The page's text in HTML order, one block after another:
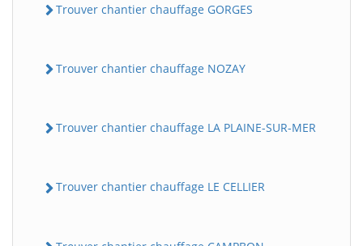
Trouver chantier chauffage GORGES
Trouver chantier chauffage NOZAY
Trouver chantier chauffage LA PLAINE-SUR-MER
Trouver chantier chauffage LE CELLIER